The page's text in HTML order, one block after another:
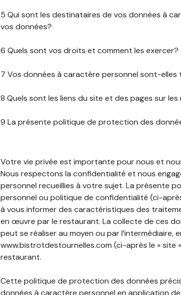
5 Qui sont les destinataires de vos données à
vos données?
6 Quels sont vos droits et comment les exercer?
7 Vos données à caractère personnel sont-elles
8 Quels sont les liens du site et des pages sur
9 La présente politique de protection des
Votre vie privée est importante pour nous et
Nous respectons la confidentialité et nous
personnel recueillies à votre sujet. La présente
personnel ou politique de confidentialité (ci-
à vous informer des caractéristiques des
en œuvre par le restaurant. La collecte de ces
peut se réaliser au moyen ou par
www.bistrotdestournelles.com (ci-après le « site
restaurant.
Cette politique de protection des données
données à caractère personnel en application